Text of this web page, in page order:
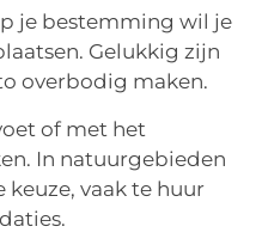
je bestemming wil je
Gelukkig zijn
overbodig maken.
of met het
In natuurgebieden
vaak te huur